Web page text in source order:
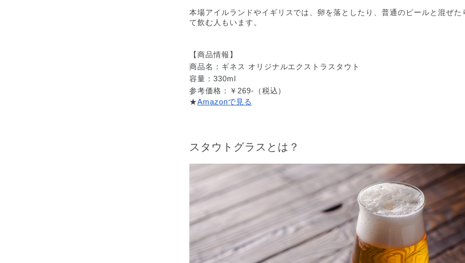
本場アイルランドやイギリスでは、卵を落としたり、普通のビールと混ぜた
て飲む人もいます。
【商品情報】
商品名：ギネス オリジナルエクストラスタウト
容量：330ml
参考価格：￥269-（税込）
★Amazonで見る
スタウトグラスとは？